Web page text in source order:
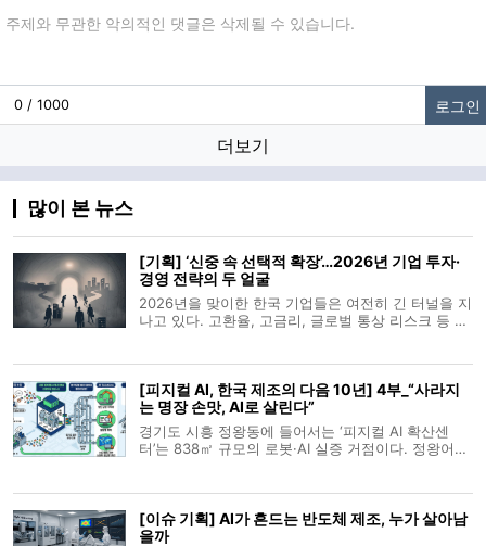
글입력
0 / 1000 로그인
더보기
많이 본 뉴스
[기획] ‘신중 속 선택적 확장’…2026년 기업 투자·
경영 전략의 두 얼굴
2026년을 맞이한 한국 기업들은 여전히 긴 터널을 지
나고 있다. 고환율, 고금리, 글로벌 통상 리스크 등 대
별로 온도차가
[피지컬 AI, 한국 제조의 다음 10년] 4부_“사라지
는 명장 손맛, AI로 살린다”
경기도 시흥 정왕동에 들어서는 ‘피지컬 AI 확산센
터’는 838㎡ 규모의 로봇·AI 실증 거점이다. 정왕어울
산업 현장과 유사한 조건에서 시험
[이슈 기획] AI가 흔드는 반도체 제조, 누가 살아남
을까